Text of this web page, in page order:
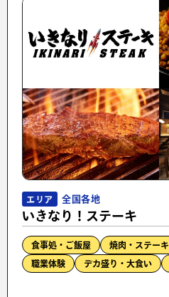
エリア 全国各地
いきなり！ステーキ
食事処・ご飯屋 焼肉・ステーキ
職業体験 デカ盛り・大食い